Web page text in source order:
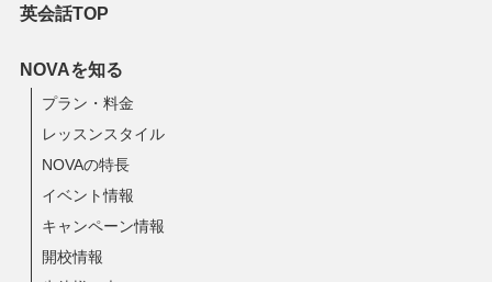
英会話TOP
NOVAを知る
プラン・料金
レッスンスタイル
NOVAの特長
イベント情報
キャンペーン情報
開校情報